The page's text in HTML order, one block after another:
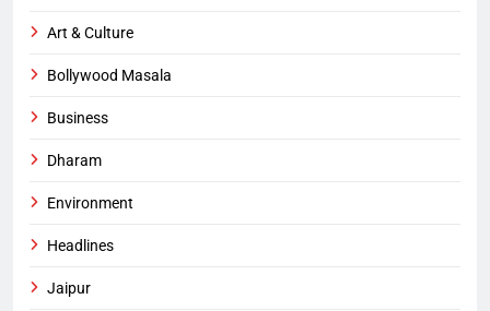
Art & Culture
Bollywood Masala
Business
Dharam
Environment
Headlines
Jaipur